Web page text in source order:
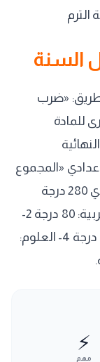
السنة
«ضرب
للمادة
النهائية
«المجموع
الكلي»، ويبلغ مجموع الصف الأول الإعدادي 280 درجة
موزعة على المواد الأساسية: 1- اللغة العربية: 80 درجة 2-
اللغة الإنجليزية: 60 درجة 3- الرياضيات: 60 درجة 4- العلوم:
⚡
مهم